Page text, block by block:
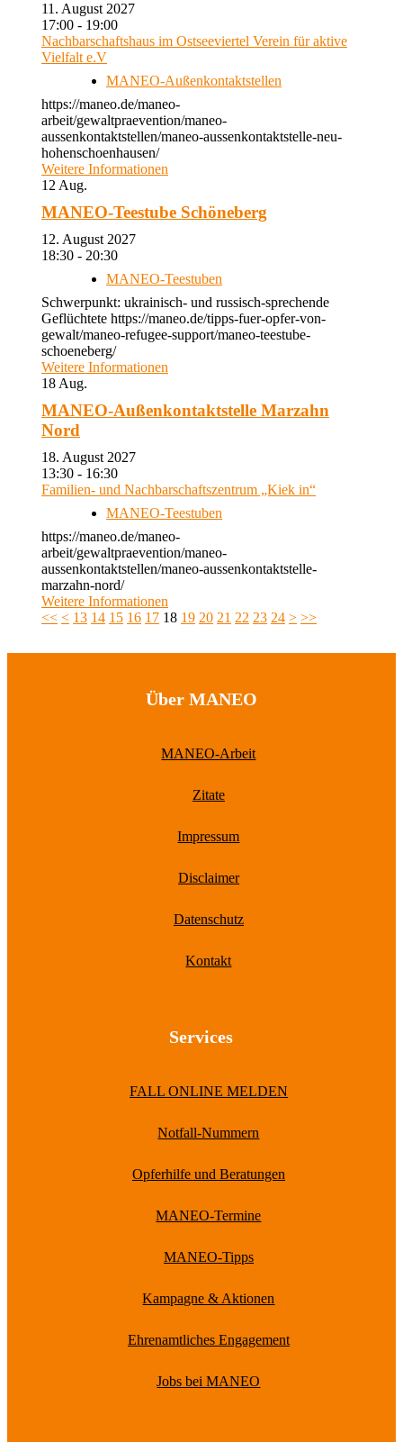
11. August 2027
17:00 - 19:00
Nachbarschaftshaus im Ostseeviertel Verein für aktive
Vielfalt e.V
MANEO-Außenkontaktstellen
https://maneo.de/maneo-
arbeit/gewaltpraevention/maneo-
aussenkontaktstellen/maneo-aussenkontaktstelle-neu-
hohenschoenhausen/
Weitere Informationen
12 Aug.
MANEO-Teestube Schöneberg
12. August 2027
18:30 - 20:30
MANEO-Teestuben
Schwerpunkt: ukrainisch- und russisch-sprechende
Geflüchtete https://maneo.de/tipps-fuer-opfer-von-
gewalt/maneo-refugee-support/maneo-teestube-
schoeneberg/
Weitere Informationen
18 Aug.
MANEO-Außenkontaktstelle Marzahn
Nord
18. August 2027
13:30 - 16:30
Familien- und Nachbarschaftszentrum „Kiek in“
MANEO-Teestuben
https://maneo.de/maneo-
arbeit/gewaltpraevention/maneo-
aussenkontaktstellen/maneo-aussenkontaktstelle-
marzahn-nord/
Weitere Informationen
<< < 13 14 15 16 17 18 19 20 21 22 23 24 > >>
Über MANEO
MANEO-Arbeit
Zitate
Impressum
Disclaimer
Datenschutz
Kontakt
Services
FALL ONLINE MELDEN
Notfall-Nummern
Opferhilfe und Beratungen
MANEO-Termine
MANEO-Tipps
Kampagne & Aktionen
Ehrenamtliches Engagement
Jobs bei MANEO